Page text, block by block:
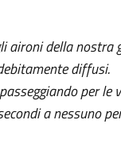
aironi della nostra
diffusi.
per
a nessuno